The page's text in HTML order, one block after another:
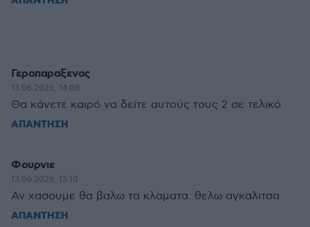
Γεροπαραξενος
13.06.2026, 14:08
Θα κάνετε καιρό να δείτε αυτούς τους 2 σε τελικό
ΑΠΑΝΤΗΣΗ
Φουρνιε
13.06.2026, 13:10
Αν χασουμε θα βαλω τα κλαματα. θελω αγκαλιτσα
ΑΠΑΝΤΗΣΗ